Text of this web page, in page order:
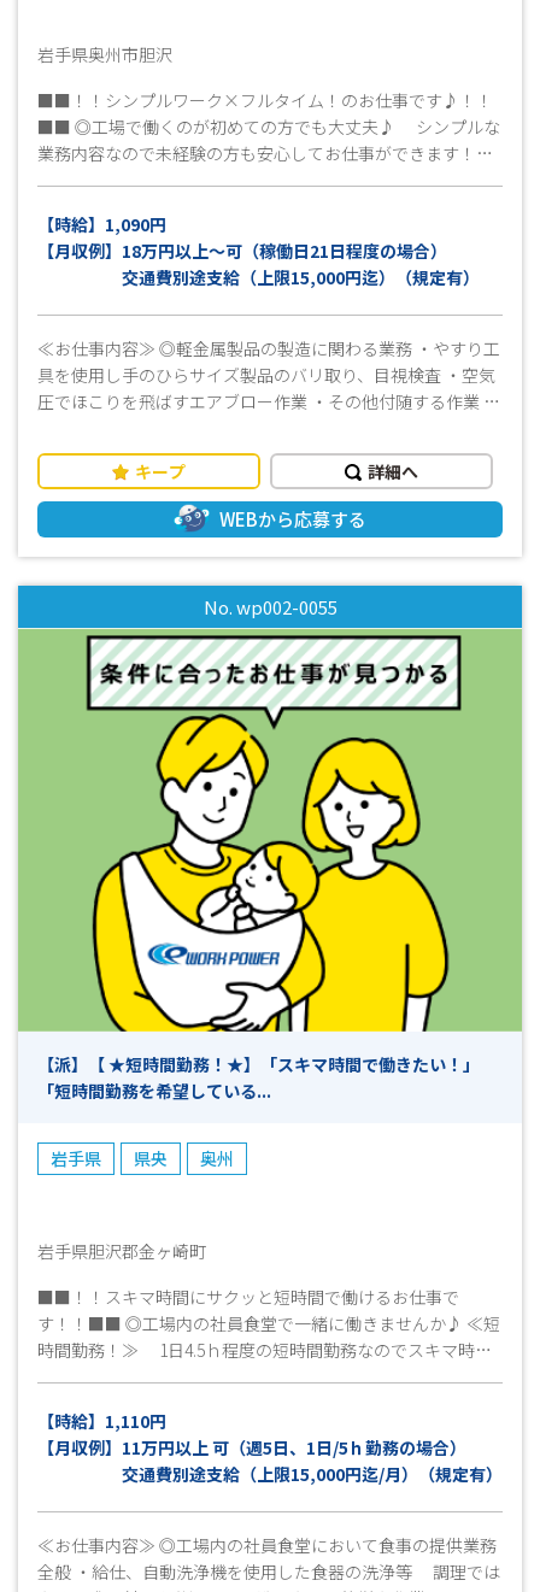
岩手県奥州市胆沢
■■！！シンプルワーク×フルタイム！のお仕事です♪！！
■■ ◎工場で働くのが初めての方でも大丈夫♪ シンプルな
業務内容なので未経験の方も安心してお仕事ができます！
❢♡❢～女性スタッフ活躍しています～❢♡❢ ≪工場見
できます！ まずはお気軽にお問い合わせください！ 皆様
のご応募心よりお待ちしております(^^)/
【時給】1,090円
【月収例】18万円以上～可（稼働日21日程度の場合）
交通費別途支給（上限15,000円迄）（規定有）
≪お仕事内容≫ ◎軽金属製品の製造に関わる業務 ・やすり工
具を使用し手のひらサイズ製品のバリ取り、目視検査 ・空気
圧でほこりを飛ばすエアブロー作業 ・その他付随する作業 ★
りません！ ライフワークバランスを大切にしながら働きた
いかたにピッタリ♪ （パート勤務をご希望の方は応募時に
お知らせください／応相談） ≪おすすめポイント！≫ ・冷暖
房完備ですので一年中快適に作業ができます ・集中してもく
もくと作業に取り組むのが得意な方におすすめです ・女性活
躍中の職場です ・幅広い年代の方が活躍しています ・お友達
同士のご応募OK！お気軽にお問い合わせください ・未経験の
方でも分かりやすく指導させていただきます ・基本は土日祝
休みの週休2日制なのでオンオフのメリハリをつけて働くこと
ができます ・週払いOK（規定有） ・工場見学可 ☆☆まずは
お気軽にお問い合わせください☆☆ *-*-*-*-*-*-*-*-*-*-*-*-*-
*-*-*-*-*-*-*-*-*-*-*-*-*-*-*-*-*-*-*-*-*-*-*-*-*-*-*-*-*-*-*-*-
*-*-*-*-*-*-*-*-*-*- 「面白そう！」「高時給でしっかり稼ぎ
たい！」「ブランクがあるけど働きたい！」 「未経験だけど
お仕事をやってみたい！」などなど… 少しでも興味があり
ましたら、まずはお気軽にお問い合わせください！ 今は別
のお仕事をされていて退職後から働き始めたいという方も大
歓迎です♪ 皆様のご応募心よりお待ちしております！！
募ください ▼ （ 受付 ） ◎弊社担当よりお電話にて折
り返しご連絡致します ▼ （ 面接日調整・予約 （所要
時間5～１０分程度） ） ◎面接・お仕事説明 ▼ （ こ
れまでの職務経歴やお仕事へのご希望等お聞かせくださ
い ） ◎工場見学 ▼ （ 見学後、就業希望確認とお仕事
開始日の日程等確認 ） ◎採用連絡 ▼ （ 即日～7日程
了承ください。
キープ 詳細へ
WEBから応募する
No. wp002-0055
【派】【 ★短時間勤務！★】「スキマ時間で働きたい！」
「短時間勤務を希望している...
岩手県 県央 奥州
岩手県胆沢郡金ヶ崎町
■■！！スキマ時間にサクッと短時間で働けるお仕事で
す！！■■ ◎工場内の社員食堂で一緒に働きませんか♪ ≪短
時間勤務！≫ 1日4.5ｈ程度の短時間勤務なのでスキマ時間
OK！※応相談） まずはお気軽にお問い合わせください！
皆様のご応募心よりお待ちしております(^^)/
【時給】1,110円
【月収例】11万円以上 可（週5日、1日/5ｈ勤務の場合）
交通費別途支給（上限15,000円迄/月）（規定有）
≪お仕事内容≫ ◎工場内の社員食堂において食事の提供業務
全般 ・給仕、自動洗浄機を使用した食器の洗浄等 調理では